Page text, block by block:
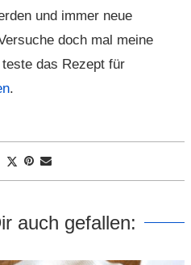
und immer neue
doch mal meine
das Rezept für
.
auch gefallen: